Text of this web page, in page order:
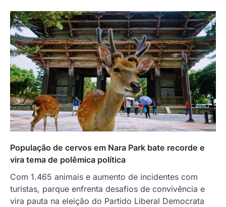
População de cervos em Nara Park bate recorde e
vira tema de polêmica política
Com 1.465 animais e aumento de incidentes com
turistas, parque enfrenta desafios de convivência e
vira pauta na eleição do Partido Liberal Democrata